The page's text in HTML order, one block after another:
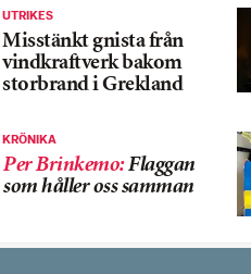
UTRIKES
Misstänkt gnista från
vindkraftverk bakom
storbrand i Grekland
KRÖNIKA
Per Brinkemo:Flaggan
som håller oss samman